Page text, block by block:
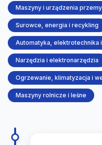
Maszyny i urządzenia
Surowce, energia i recykling
Automatyka, elektrotechnika
Narzędzia i elektronarzędzia
Ogrzewanie, klimatyzacja i
Maszyny rolnicze i leśne